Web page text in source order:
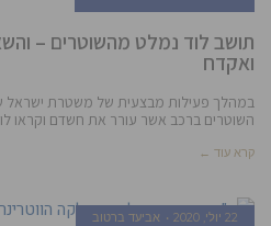
תושב לוד נמלט מהשוטרים –
ואקדח
במהלך פעילות מבצעית של משטרת ישראל
השוטרים ברכב אשר עורר את חשדם וקראו
קרא עוד ←
22 יולי, 2020 אביעד ברטוב